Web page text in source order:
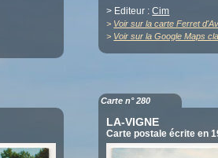
> Editeur :Cim
> Voir sur la carte Ferret
> Voir sur la Google Maps
Carte n° 280
LA-VIGNE
Carte postale écrite en